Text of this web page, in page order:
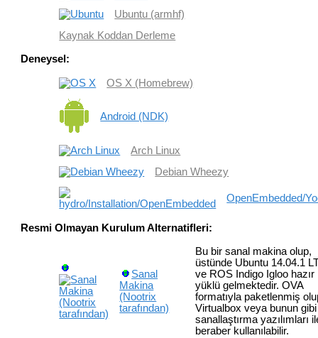
Ubuntu (armhf)
Kaynak Koddan Derleme
Deneysel:
OS X (Homebrew)
Android (NDK)
Arch Linux
Debian Wheezy
OpenEmbedded/
Resmi Olmayan Kurulum Alternatifleri:
Sanal
Makina
(Nootrix
tarafından)
Bu bir sanal makina olup,
üstünde Ubuntu 14.04.1
ve ROS Indigo Igloo hazır
yüklü gelmektedir. OVA
formatıyla paketlenmiş
Virtualbox veya bunun gibi
sanallaştırma yazılımları
beraber kullanılabilir.